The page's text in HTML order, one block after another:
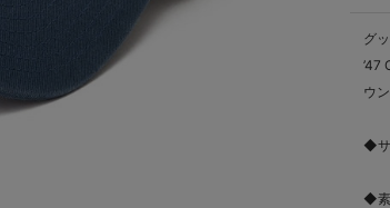
グ
’47
ウ
◆サ
◆素